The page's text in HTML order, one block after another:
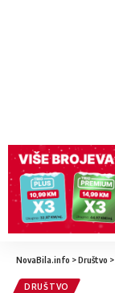
NovaBila.info >Društvo >
DRUŠTVO